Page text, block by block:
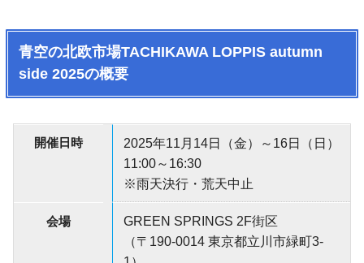
青空の北欧市場TACHIKAWA LOPPIS autumn
side 2025の概要
開催日時
2025年11月14日（金）～16日（日）
11:00～16:30
※雨天決行・荒天中止
会場
GREEN SPRINGS 2F街区
（〒190-0014 東京都立川市緑町3-